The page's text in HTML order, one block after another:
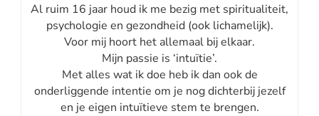
Al ruim 16 jaar houd ik me bezig met spiritualiteit,
psychologie en gezondheid (ook lichamelijk).
Voor mij hoort het allemaal bij elkaar.
Mijn passie is ‘intuïtie’.
Met alles wat ik doe heb ik dan ook de
onderliggende intentie om je nog dichterbij jezelf
en je eigen intuïtieve stem te brengen.